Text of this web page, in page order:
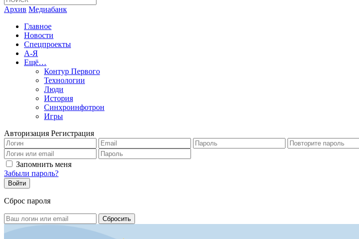
Архив Медиабанк
Главное
Новости
Спецпроекты
А-Я
Ещё…
Контур Первого
Технологии
Люди
История
Синхроинфотрон
Игры
Авторизация Регистрация
Запомнить меня
Забыли пароль?
Сброс пароля